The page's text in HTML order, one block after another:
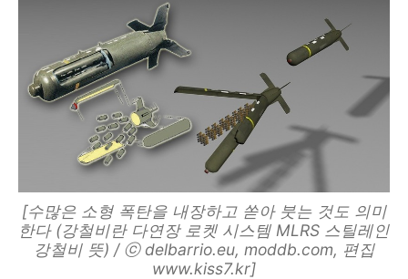
[수많은 소형 폭탄을 내장하고 쏟아 붓는 것도 의미
한다 (강철비란 다연장 로켓 시스템 MLRS 스틸레인
강철비 뜻) / ⓒ delbarrio.eu, moddb.com, 편집
www.kiss7.kr]